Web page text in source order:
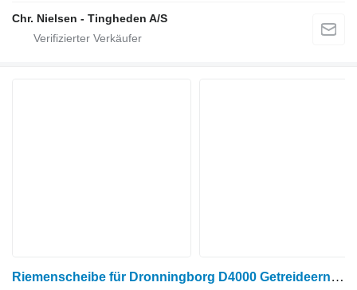
Chr. Nielsen - Tingheden A/S
Riemenscheibe für Dronningborg D4000 Getreideernter